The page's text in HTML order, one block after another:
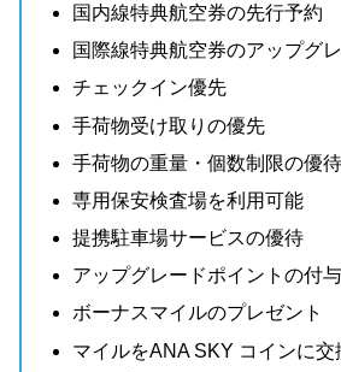
国内線特典航空券の先行予約
国際線特典航空券のアップグ
チェックイン優先
手荷物受け取りの優先
手荷物の重量・個数制限の優待
専用保安検査場を利用可能
提携駐車場サービスの優待
アップグレードポイントの付与
ボーナスマイルのプレゼント
マイルをANA SKY コインに交